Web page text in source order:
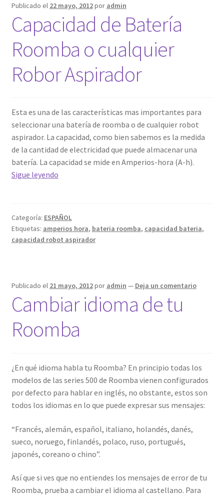
Publicado el 22 mayo, 2012por admin
Capacidad de Batería
Roomba o cualquier
Robor Aspirador
Esta es una de las características mas importantes para
seleccionar una batería de roomba o de cualquier robot
aspirador. La capacidad, como bien sabemos es la medida
de la cantidad de electricidad que puede almacenar una
batería. La capacidad se mide en Amperios-hora (A-h).
Sigue leyendoCapacidad
Roomba
o
cualquier
Categoría: ESPAÑOL
Etiquetas: amperios hora, bateria roomba, capacidad bateria,
capacidad robot aspirador
Publicado el 21 mayo, 2012por admin — Deja un comentario
Cambiar idioma de tu
Roomba
¿En qué idioma habla tu Roomba? En principio todas los
modelos de las series 500 de Roomba vienen configurados
por defecto para hablar en inglés, no obstante, estos son
todos los idiomas en lo que puede expresar sus mensajes:
“Francés, alemán, español, italiano, holandés, danés,
sueco, noruego, finlandés, polaco, ruso, portugués,
japonés, coreano o chino”.
Así que si ves que no entiendes los mensajes de error de tu
Roomba, prueba a cambiar el idioma al castellano. Para